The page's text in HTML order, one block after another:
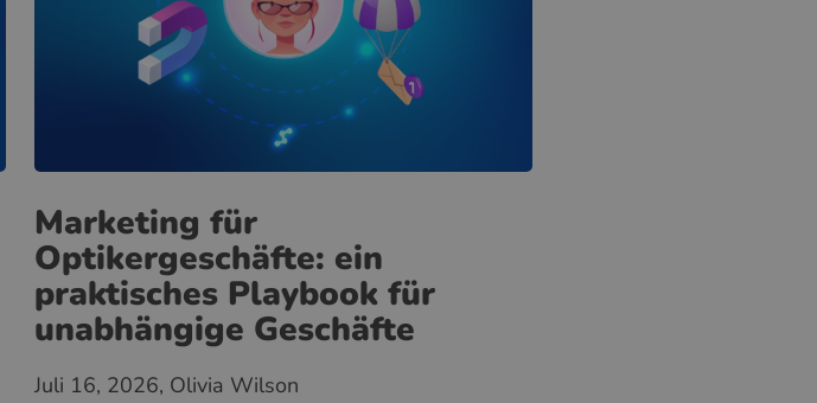
Marketing für
Optikergeschäfte: ein
praktisches Playbook für
unabhängige Geschäfte
Juli 16, 2026, Olivia Wilson